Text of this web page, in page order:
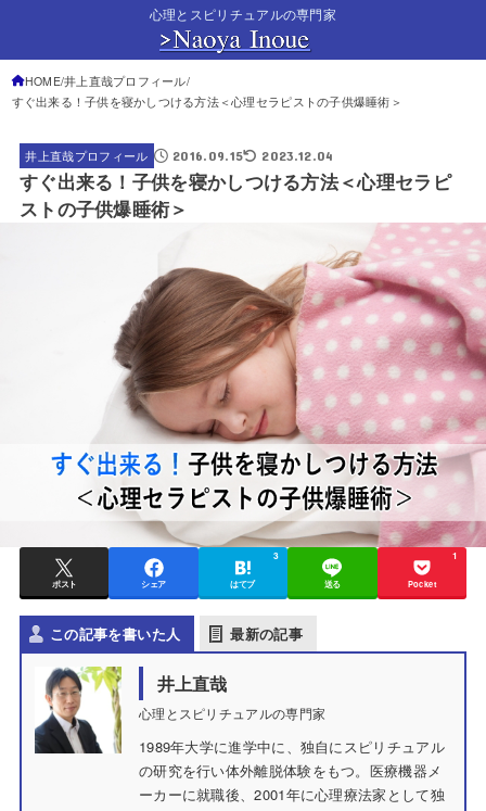
心理とスピリチュアルの専門家
HOME 井上直哉プロフィール
すぐ出来る！子供を寝かしつける方法＜心理セラピストの子供爆睡術＞
井上直哉プロフィール 2016.09.15 2023.12.04
すぐ出来る！子供を寝かしつける方法＜心理セラピ
ストの子供爆睡術＞
ポスト シェア はてブ
3
送る Pocket
1
この記事を書いた人 最新の記事
井上直哉
心理とスピリチュアルの専門家
1989年大学に進学中に、独自にスピリチュアル
の研究を行い体外離脱体験をもつ。医療機器メ
ーカーに就職後、2001年に心理療法家として独